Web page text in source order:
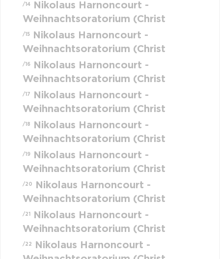
/14
Nikolaus Harnoncourt -
Weihnachtsoratorium (Christ
/15
Nikolaus Harnoncourt -
Weihnachtsoratorium (Christ
/16
Nikolaus Harnoncourt -
Weihnachtsoratorium (Christ
/17
Nikolaus Harnoncourt -
Weihnachtsoratorium (Christ
/18
Nikolaus Harnoncourt -
Weihnachtsoratorium (Christ
/19
Nikolaus Harnoncourt -
Weihnachtsoratorium (Christ
/20
Nikolaus Harnoncourt -
Weihnachtsoratorium (Christ
/21
Nikolaus Harnoncourt -
Weihnachtsoratorium (Christ
/22
Nikolaus Harnoncourt -